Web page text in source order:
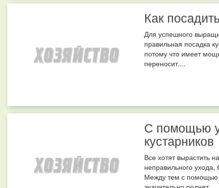
Как
Для успешного
правильная посадка
потому что имеет
переносит....
С помощью
кустарников
Все хотят вырастить
неправильного
Между тем с помощью